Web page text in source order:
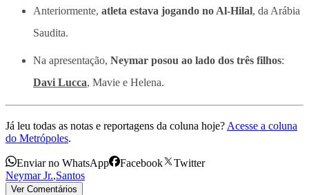
Anteriormente, atleta estava jogando no Al-Hilal, da Arábia
Saudita.
Na apresentação, Neymar posou ao lado dos três filhos:
Davi Lucca, Mavie e Helena.
Já leu todas as notas e reportagens da coluna hoje? Acesse a coluna
do Metrópoles.
Enviar no WhatsApp Facebook
Twitter
Neymar Jr.,Santos
Ver Comentários